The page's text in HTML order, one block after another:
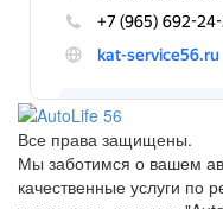
Все права защищены.
Мы заботимся о вашем
качественные услуги по